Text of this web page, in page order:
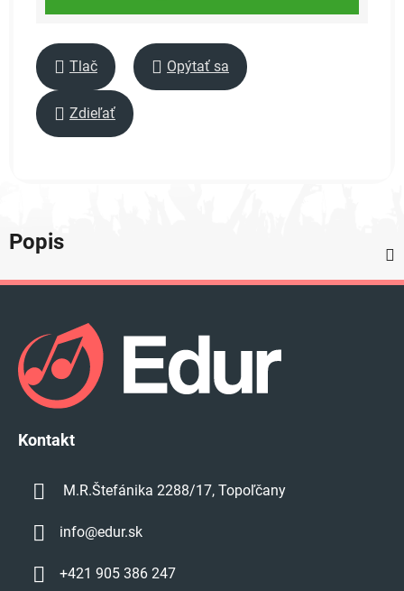
Tlač Opýtať sa
Zdieľať
Popis
Kontakt
M.R.Štefánika 2288/17, Topoľčany
info@edur.sk
+421 905 386 247